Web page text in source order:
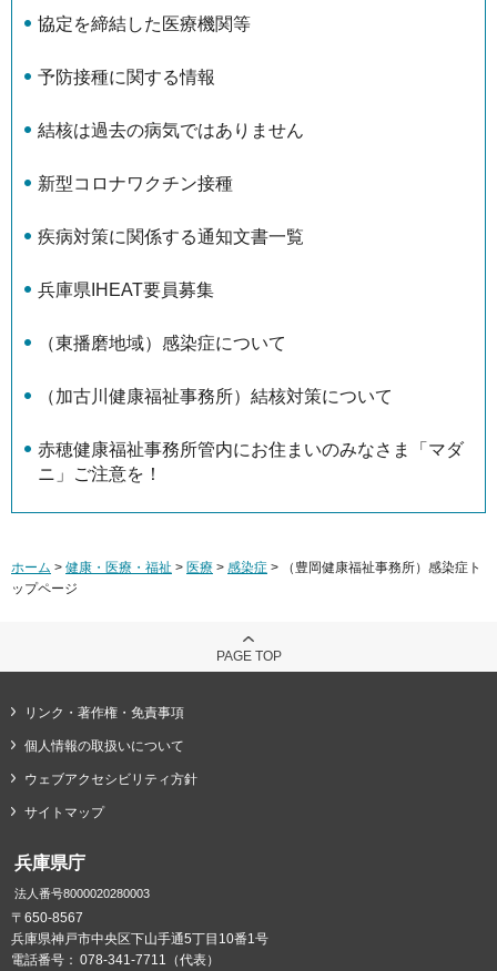
協定を締結した医療機関等
予防接種に関する情報
結核は過去の病気ではありません
新型コロナワクチン接種
疾病対策に関係する通知文書一覧
兵庫県IHEAT要員募集
（東播磨地域）感染症について
（加古川健康福祉事務所）結核対策について
赤穂健康福祉事務所管内にお住まいのみなさま「マダ
ニ」ご注意を！
ホーム > 健康・医療・福祉 > 医療 > 感染症 > （豊岡健康福祉事務所）感染症ト
ップページ
PAGE TOP
リンク・著作権・免責事項
個人情報の取扱いについて
ウェブアクセシビリティ方針
サイトマップ
兵庫県庁
法人番号8000020280003
〒650-8567
兵庫県神戸市中央区下山手通5丁目10番1号
電話番号： 078-341-7711（代表）